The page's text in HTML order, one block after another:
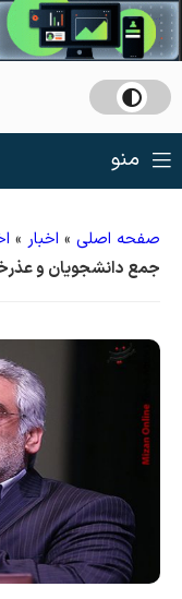
منو
صفحه اصلی » اخبار »
جمع دانشجویان و